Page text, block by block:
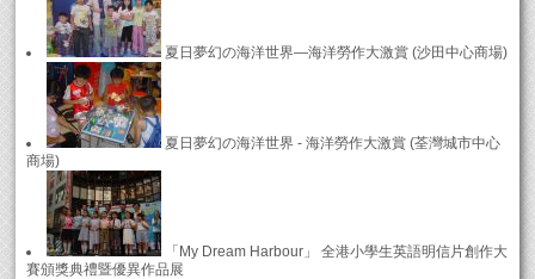
夏日夢幻の海洋世界—海洋勞作大激賞 (沙田中心商場)
夏日夢幻の海洋世界 - 海洋勞作大激賞 (荃灣城市中心
商場)
「My Dream Harbour」 全港小學生英語明信片創作大
賽頒獎典禮暨優異作品展